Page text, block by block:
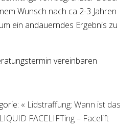
Wunsch nach ca 2-3 Jahren
ein andauerndes Ergebnis zu
vereinbaren
« Lidstraffung: Wann ist das
LIQUID FACELIFTing – Facelift